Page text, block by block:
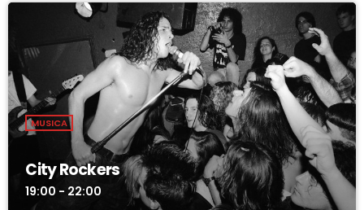
MUSICA
City Rockers
19:00 - 22:00